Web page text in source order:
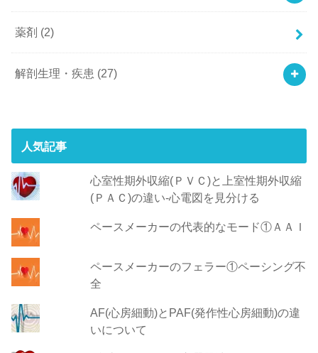
薬剤 (2)
解剖生理・疾患 (27)
人気記事
心室性期外収縮(ＰＶＣ)と上室性期外収縮
(ＰＡＣ)の違い-心電図を見分ける
ペースメーカーの代表的なモード①ＡＡＩ
ペースメーカーのフェラー①ペーシング不
全
AF(心房細動)とPAF(発作性心房細動)の違
いについて